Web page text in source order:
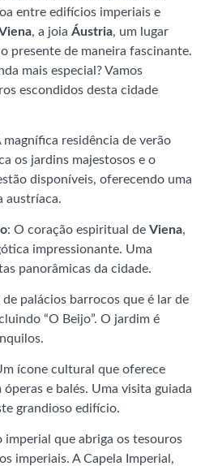
entre edifícios imperiais e
, a joia Áustria, um lugar
presente de maneira fascinante.
mais especial? Vamos
escondidos desta cidade
magnífica residência de verão
os jardins majestosos e o
disponíveis, oferecendo uma
austríaca.
: O coração espiritual de Viena,
impressionante. Uma
panorâmicas da cidade.
palácios barrocos que é lar de
“O Beijo”. O jardim é
ícone cultural que oferece
e balés. Uma visita guiada
grandioso edifício.
imperial que abriga os tesouros
imperiais. A Capela Imperial,